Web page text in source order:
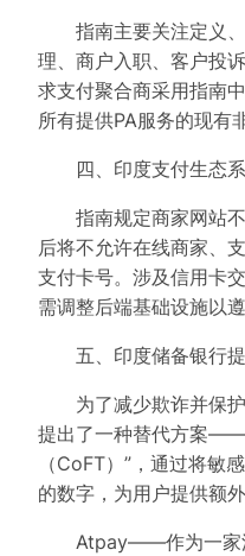
指南主要关注定义、
理、商户入职、客户投
求支付聚合商采用指南
所有提供PA服务的现有
四、印度支付生态系
指南规定商家网站不
后将不允许在线商家、
支付卡号。涉及信用卡
需调整后端基础设施以遵
五、印度储备银行提
为了减少欺诈并保护
提出了一种替代方案
（CoFT）”，通过将敏
的数字，为用户提供额
Atpay——作为一家深